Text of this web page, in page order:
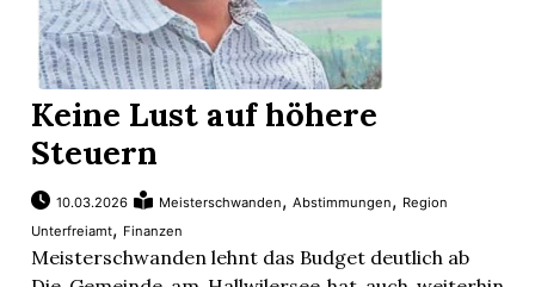
Keine Lust auf höhere
Steuern
10.03.2026 Meisterschwanden,Abstimmungen, Region
Unterfreiamt, Finanzen
Meisterschwanden lehnt das Budget deutlich ab